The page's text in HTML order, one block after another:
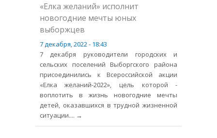
«Елка желаний» исполнит
новогодние мечты юных
выборжцев
7 декабря, 2022 - 18:43
7 декабря руководители городских и
сельских поселений Выборгского района
присоединились к Всероссийской акции
«Елка желаний-2022», цель которой -
воплотить в жизнь новогодние мечты
детей, оказавшихся в трудной жизненной
ситуации.... →